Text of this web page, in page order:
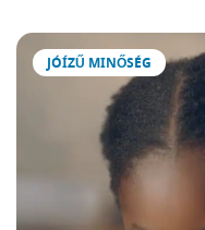
JÓÍZŰ MINŐSÉG